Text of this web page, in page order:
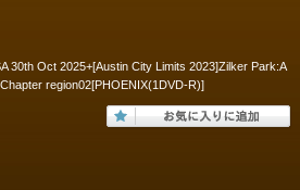
30th Oct 2025+[Austin City Limits 2023]Zilker Park:A
region02[PHOENIX(1DVD-R)]